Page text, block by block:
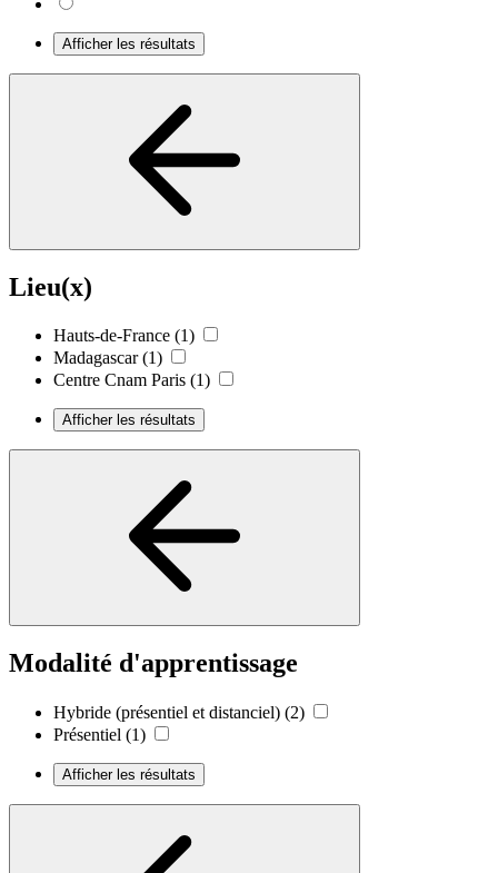
Afficher les résultats
Lieu(x)
Hauts-de-France (1)
Madagascar (1)
Centre Cnam Paris (1)
Afficher les résultats
Modalité d'apprentissage
Hybride (présentiel et distanciel) (2)
Présentiel (1)
Afficher les résultats